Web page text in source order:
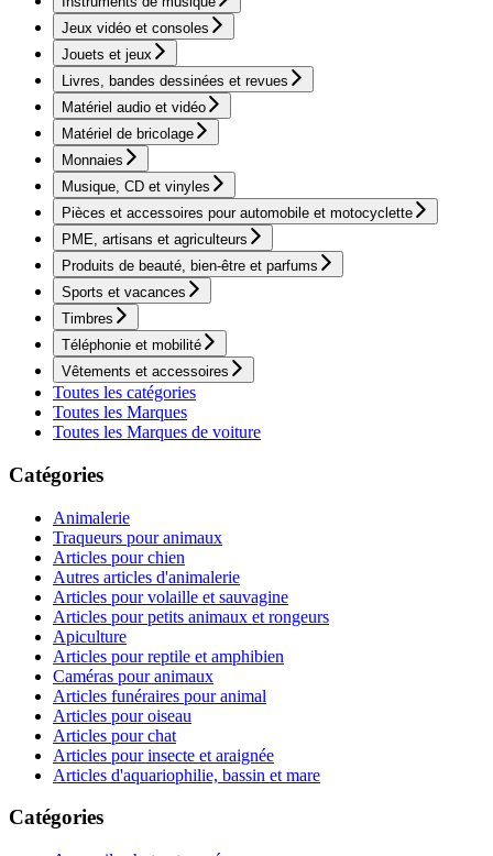
Jeux vidéo et consoles
Jouets et jeux
Livres, bandes dessinées et revues
Matériel audio et vidéo
Matériel de bricolage
Monnaies
Musique, CD et vinyles
Pièces et accessoires pour automobile et motocyclette
PME, artisans et agriculteurs
Produits de beauté, bien-être et parfums
Sports et vacances
Timbres
Téléphonie et mobilité
Vêtements et accessoires
Toutes les catégories
Toutes les Marques
Toutes les Marques de voiture
Catégories
Animalerie
Traqueurs pour animaux
Articles pour chien
Autres articles d'animalerie
Articles pour volaille et sauvagine
Articles pour petits animaux et rongeurs
Apiculture
Articles pour reptile et amphibien
Caméras pour animaux
Articles funéraires pour animal
Articles pour oiseau
Articles pour chat
Articles pour insecte et araignée
Articles d'aquariophilie, bassin et mare
Catégories